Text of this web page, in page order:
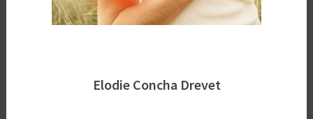
Elodie Concha Drevet